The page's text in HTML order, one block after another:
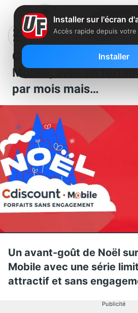
C’est déjà Noël
Mobile, avec un forfait
par mois mais…
Un avant-goût de Noël
Mobile avec une série
attractif et sans
Publicité
Installer sur l'écran
Accès rapide depuis
Installer